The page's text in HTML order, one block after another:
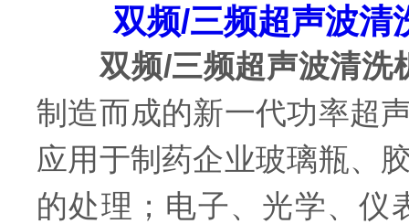
双频/三频超声波清
双频/三频超声波清洗
制造而成的新一代功率超
应用于制药企业玻璃瓶、
的处理；电子、光学、仪